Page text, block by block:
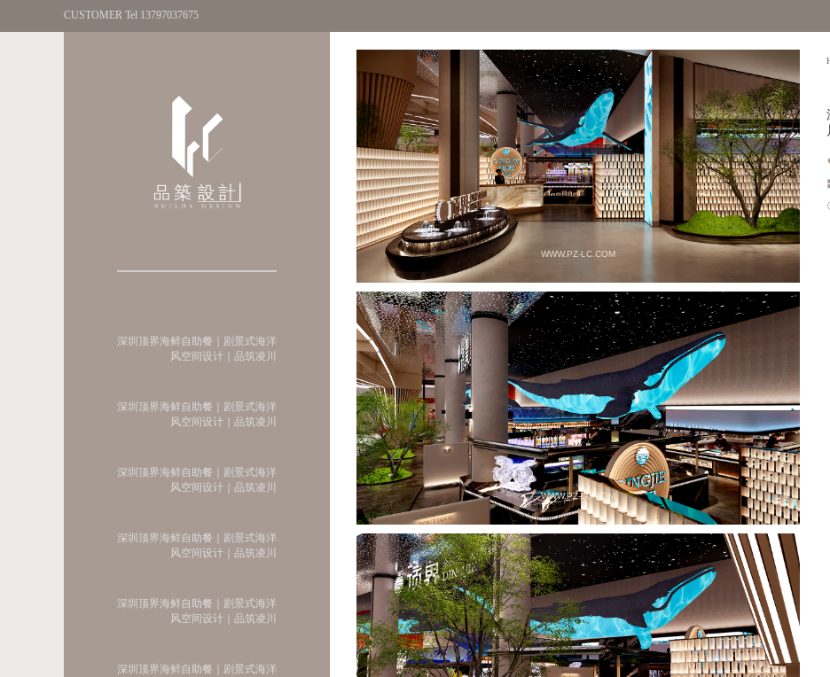
CUSTOMER Tel 13797037675
深圳顶界海鲜自助餐｜剧景式海洋
风空间设计｜品筑凌川
深圳顶界海鲜自助餐｜剧景式海洋
风空间设计｜品筑凌川
深圳顶界海鲜自助餐｜剧景式海洋
风空间设计｜品筑凌川
深圳顶界海鲜自助餐｜剧景式海洋
风空间设计｜品筑凌川
深圳顶界海鲜自助餐｜剧景式海洋
风空间设计｜品筑凌川
深圳顶界海鲜自助餐｜剧景式海洋
WWW.PZ-LC.COM
WWW.PZ-LC.COM